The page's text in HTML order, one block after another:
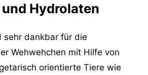
und Hydrolaten
sehr dankbar für die
Wehwehchen mit Hilfe von
orientierte Tiere wie